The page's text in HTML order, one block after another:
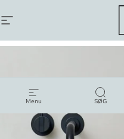
Navigation
Menu SØG